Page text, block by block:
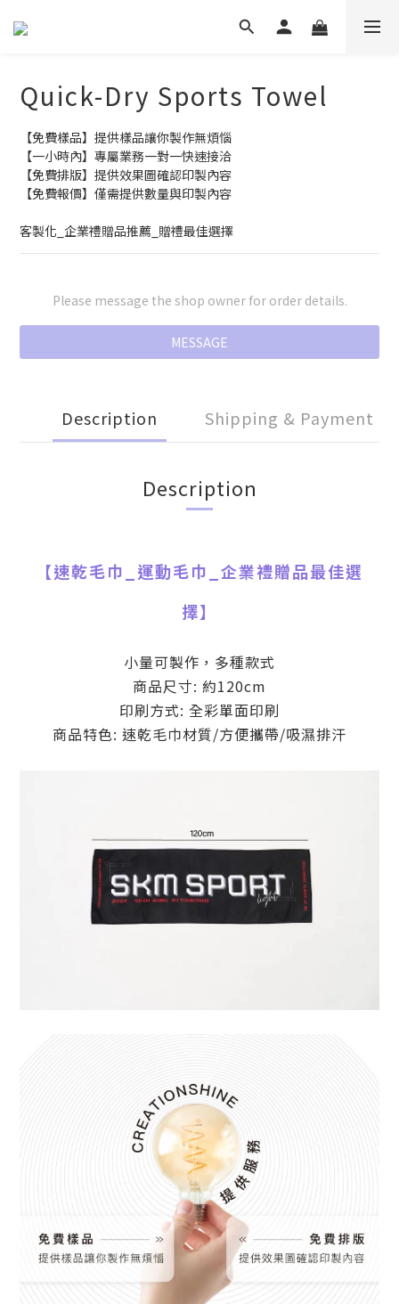
Quick-Dry Sports Towel
【免費樣品】提供樣品讓你製作無煩惱
【一小時內】專屬業務一對一快速接洽
【免費排版】提供效果圖確認印製內容
【免費報價】僅需提供數量與印製內容
客製化_企業禮贈品推薦_贈禮最佳選擇
Please message the shop owner for order details.
MESSAGE
Description Shipping & Payment
Description
【速乾毛巾_運動毛巾
企業禮贈品最佳選
擇】
小量可製作，多種款式
商品尺寸: 約120cm
印刷方式: 全彩單面印刷
商品特色: 速乾毛巾材質/方便攜帶/吸濕排汗